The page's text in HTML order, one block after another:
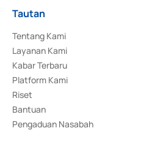
Tautan
Tentang Kami
Layanan Kami
Kabar Terbaru
Platform Kami
Riset
Bantuan
Pengaduan Nasabah